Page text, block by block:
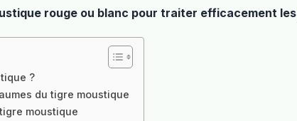
rouge ou blanc pour traiter efficacement
?
du tigre moustique
moustique